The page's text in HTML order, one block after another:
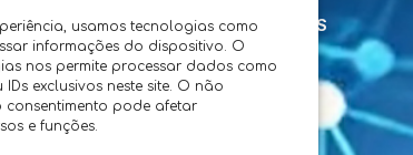
usamos tecnologias como
informações do dispositivo. O
nos permite processar dados como
exclusivos neste site. O não
pode afetar
e funções.
NÚMEROS GLOBAIS